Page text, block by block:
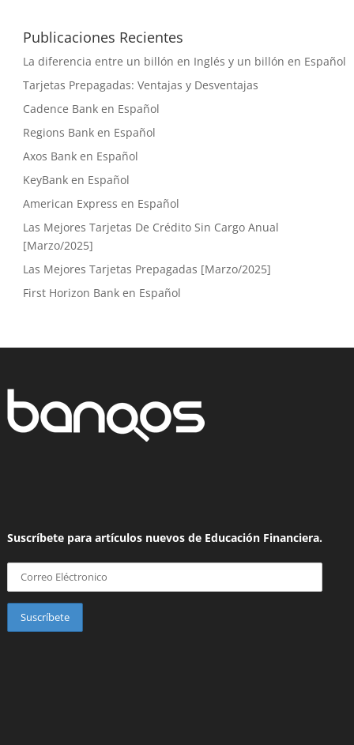
Publicaciones Recientes
La diferencia entre un billón en Inglés y un billón en Español
Tarjetas Prepagadas: Ventajas y Desventajas
Cadence Bank en Español
Regions Bank en Español
Axos Bank en Español
KeyBank en Español
American Express en Español
Las Mejores Tarjetas De Crédito Sin Cargo Anual
[Marzo/2025]
Las Mejores Tarjetas Prepagadas [Marzo/2025]
First Horizon Bank en Español
Suscríbete para artículos nuevos de Educación Financiera.